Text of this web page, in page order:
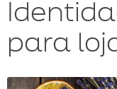
para